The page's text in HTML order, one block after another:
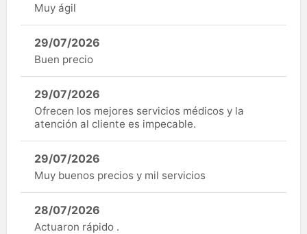
Muy ágil
29/07/2026
Buen precio
29/07/2026
Ofrecen los mejores servicios médicos y la
atención al cliente es impecable.
29/07/2026
Muy buenos precios y mil servicios
28/07/2026
Actuaron rápido .